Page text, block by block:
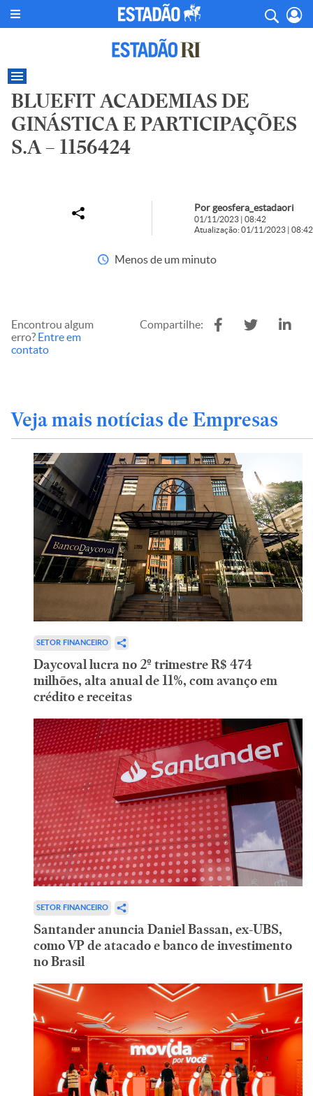
BLUEFIT ACADEMIAS DE
GINÁSTICA E PARTICIPAÇÕES
S.A – 1156424
Por geosfera_estadaori
01/11/2023 | 08:42
Atualização: 01/11/2023 | 08:42
Menos de um minuto
Encontrou algum
erro? Entre em
contato
Compartilhe:
Veja mais notícias de Empresas
SETOR FINANCEIRO
Daycoval lucra no 2º trimestre R$ 474
milhões, alta anual de 11%, com avanço em
crédito e receitas
SETOR FINANCEIRO
Santander anuncia Daniel Bassan, ex-UBS,
como VP de atacado e banco de investimento
no Brasil